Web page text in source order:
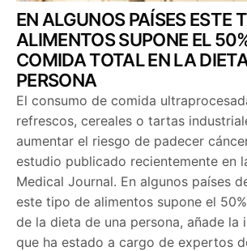
EN ALGUNOS PAÍSES ESTE
ALIMENTOS SUPONE EL
COMIDA TOTAL EN LA
PERSONA
El consumo de comida
refrescos, cereales o tartas
aumentar el riesgo de padecer
estudio publicado recientemente en
Medical Journal. En algunos países
este tipo de alimentos supone el
de la dieta de una persona, añade la
que ha estado a cargo de expertos